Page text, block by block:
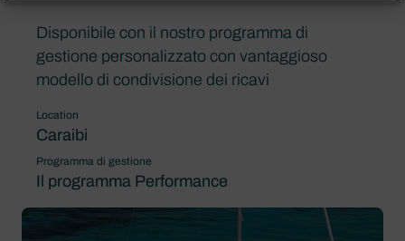
Disponibile con il nostro programma di
gestione personalizzato con vantaggioso
modello di condivisione dei ricavi
Location
Caraibi
Programma di gestione
Il programma Performance